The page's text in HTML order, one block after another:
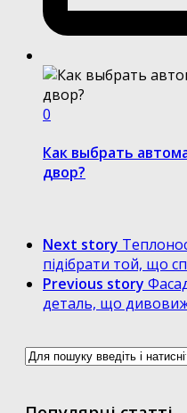
0
Как выбрать
двор?
Next story
підібрати той, що
Previous story
деталь, що